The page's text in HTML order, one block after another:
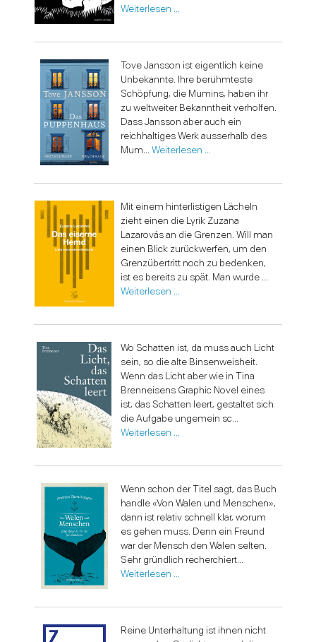
Weiterlesen …
Tove Jansson ist eigentlich keine
Unbekannte. Ihre berühmteste
Schöpfung, die Mumins, haben ihr
zu weltweiter Bekanntheit verholfen.
Dass Jansson aber auch ein
reichhaltiges Werk ausserhalb des
Mum... Weiterlesen …
Mit einem hinterlistigen Lächeln
zieht einen die Lyrik Zuzana
Lazarovás an die Grenzen. Will man
einen Blick zurückwerfen, um den
Grenzübertritt noch zu bedenken,
ist es bereits zu spät. Man wurde ...
Weiterlesen …
Wo Schatten ist, da muss auch Licht
sein, so die alte Binsenweisheit.
Wenn das Licht aber wie in Tina
Brenneisens Graphic Novel eines
ist, das Schatten leert, gestaltet sich
die Aufgabe ungemein sc...
Weiterlesen …
Wenn schon der Titel sagt, das Buch
handle «Von Walen und Menschen»,
dann ist relativ schnell klar, worum
es gehen muss. Denn ein Freund
war der Mensch den Walen selten.
Sehr gründlich recherchiert...
Weiterlesen …
Reine Unterhaltung ist ihnen nicht